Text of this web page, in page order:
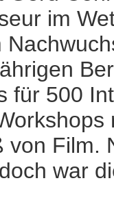
im
für 500
Film.
war